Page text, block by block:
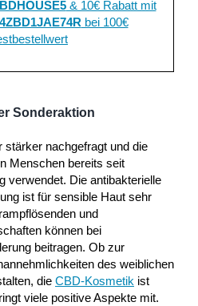
& 10€ Rabatt mit
bei 100€
Sonderaktion
nachgefragt und die
Menschen bereits seit
verwendet. Die antibakterielle
ist für sensible Haut sehr
und
können bei
beitragen. Ob zur
des weiblichen
die CBD-Kosmetikist
viele positive Aspekte mit.